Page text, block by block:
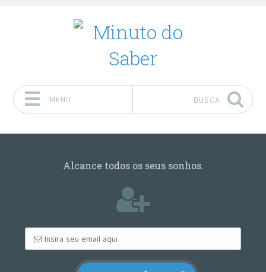
MENU BUSCA
Alcance todos os seus sonhos.